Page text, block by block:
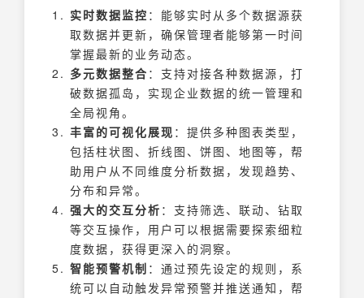
实时数据监控 ：能够实时从多个数据源获
取数据并更新，确保管理者能够第一时间
掌握最新的业务动态。
多元数据整合 ：支持对接各种数据源，打
破数据孤岛，实现企业数据的统一管理和
全局视角。
丰富的可视化展现 ：提供多种图表类型，
包括柱状图、折线图、饼图、地图等，帮
助用户从不同维度分析数据，发现趋势、
分布和异常。
强大的交互分析 ：支持筛选、联动、钻取
等交互操作，用户可以根据需要探索细粒
度数据，获得更深入的洞察。
智能预警机制 ：通过预先设定的规则，系
统可以自动触发异常预警并推送通知，帮